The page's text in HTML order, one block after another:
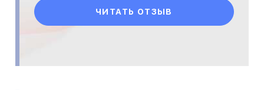
ЧИТАТЬ ОТЗЫВ